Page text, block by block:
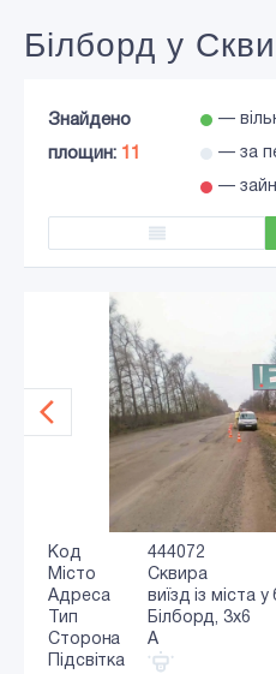
Білборд у
Знайдено
площин: 11
—
— за
—
Код
444072
Місто
Сквира
Адреса
виїзд із міста
Тип
Білборд, 3x6
Сторона
A
Підсвітка